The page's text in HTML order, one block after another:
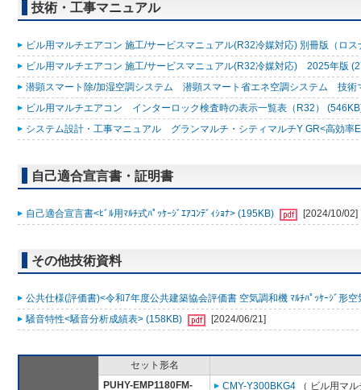
技術・工事マニュアル
ビル用マルチエアコン 施工/サービスマニュアル(R32冷媒対応) 別冊版（ロ
ビル用マルチエアコン 施工/サービスマニュアル(R32冷媒対応) 2025年版
潜顕スマート除/加湿空調システム 潜顕スマート省エネ空調システム 技
ビル用マルチエアコン インターロック検査時の表示一覧表（R32）
システム設計・工事マニュアル グランマルチ・シティマルチY GR<高効
自己適合宣言書・証明書
自己適合宣言書<ﾋﾞﾙ用ﾏﾙﾁ式ﾊﾟｯｹｰｼﾞｴｱｺﾝﾃﾞｨｼｮﾅ> (195KB) [2024/10/02]
その他技術資料
公共仕様(評価書)<令和7年度公共建築協会評価書 空気調和機 ﾏﾙﾁﾊﾟｯｹｰｼﾞ形
騒音特性<騒音分析成績表> (158KB)
[2024/06/21]
セット形名
PUHY-EMP1180FM-
CMY-Y300BKG4 （ ビル用マ